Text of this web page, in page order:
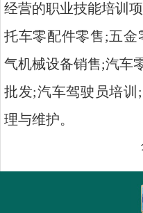
经营的职业技能培训
托车零配件零售;五
气机械设备销售;汽车
批发;汽车驾驶员培
理与维护。